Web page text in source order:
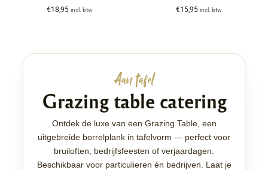
€18,95 incl. btw €15,95 incl. btw
Aan tafel
Grazing table catering
Ontdek de luxe van een Grazing Table, een
uitgebreide borrelplank in tafelvorm — perfect voor
bruiloften, bedrijfsfeesten of verjaardagen.
Beschikbaar voor particulieren én bedrijven. Laat je